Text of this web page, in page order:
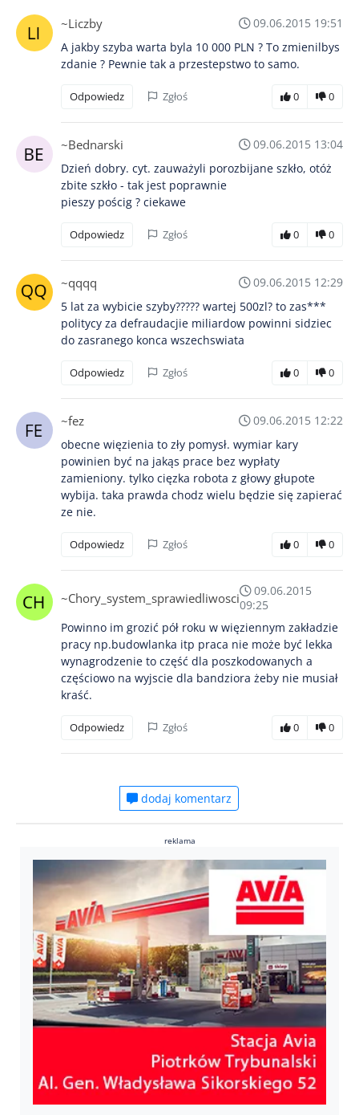
~Liczby
09.06.2015 19:51
A jakby szyba warta byla 10 000 PLN ? To zmienilbys
zdanie ? Pewnie tak a przestepstwo to samo.
Odpowiedz Zgłoś 0 0
~Bednarski
09.06.2015 13:04
Dzień dobry. cyt. zauważyli porozbijane szkło, otóż
zbite szkło - tak jest poprawnie
pieszy pościg ? ciekawe
Odpowiedz Zgłoś 0 0
~qqqq
09.06.2015 12:29
5 lat za wybicie szyby????? wartej 500zl? to zas***
politycy za defraudacjie miliardow powinni sidziec
do zasranego konca wszechswiata
Odpowiedz Zgłoś 0 0
~fez
09.06.2015 12:22
obecne więzienia to zły pomysł. wymiar kary
powinien być na jakąs prace bez wypłaty
zamieniony. tylko cięzka robota z głowy głupote
wybija. taka prawda chodz wielu będzie się zapierać
ze nie.
Odpowiedz Zgłoś 0 0
~Chory_system_sprawiedliwosci
09.06.2015
09:25
Powinno im grozić pół roku w więziennym zakładzie
pracy np.budowlanka itp praca nie może być lekka
wynagrodzenie to część dla poszkodowanych a
częściowo na wyjscie dla bandziora żeby nie musiał
kraść.
Odpowiedz Zgłoś 0 0
dodaj komentarz
reklama